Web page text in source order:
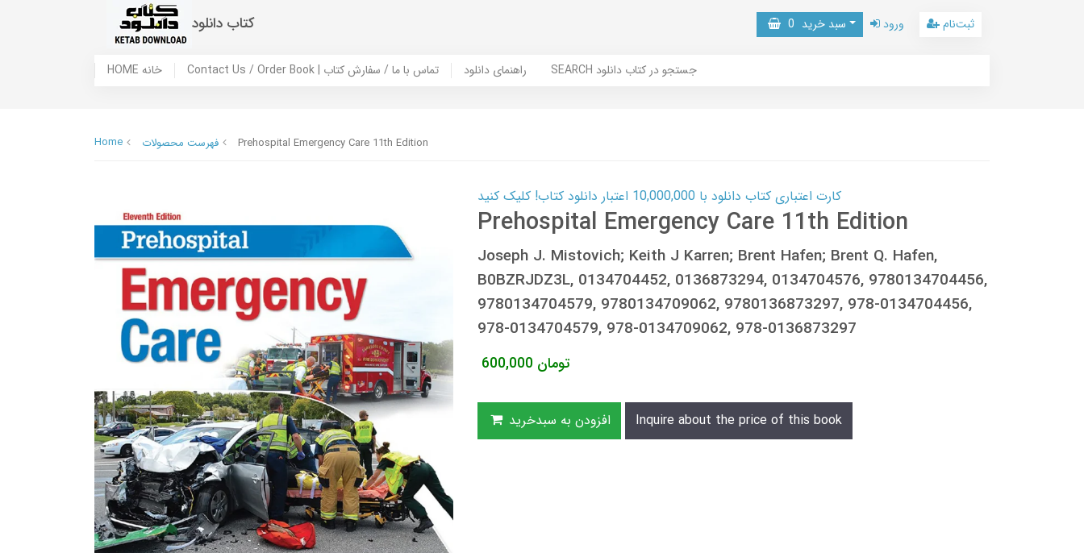
کتاب دانلود سبد خرید 0 ورود ثبت‌نام
HOME خانه Contact Us / Order Book | تماس با ما / سفارش کتاب راهنمای دانلود SEARCH جستجو در کتاب دانلود
Home فهرست محصولات Prehospital Emergency Care 11th Edition
کارت اعتباری کتاب دانلود با 10,000,000 اعتبار دانلود کتاب! کلیک کنید
Prehospital Emergency Care 11th Edition
Joseph J. Mistovich; Keith J Karren; Brent Hafen; Brent Q. Hafen,
B0BZRJDZ3L, 0134704452, 0136873294, 0134704576, 9780134704456,
9780134704579, 9780134709062, 9780136873297, 978-0134704456,
978-0134704579, 978-0134709062, 978-0136873297
600,000 تومان
افزودن به سبدخرید Inquire about the price of this book